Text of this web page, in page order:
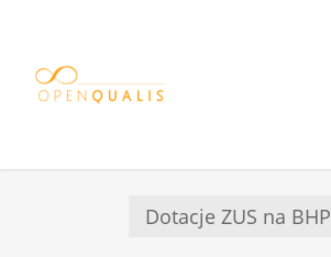
main
Dotacje ZUS na BHP